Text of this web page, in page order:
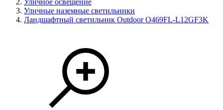
Уличное освещение
Уличные наземные светильники
Ландшафтный светильник Outdoor O469FL-L12GF3K